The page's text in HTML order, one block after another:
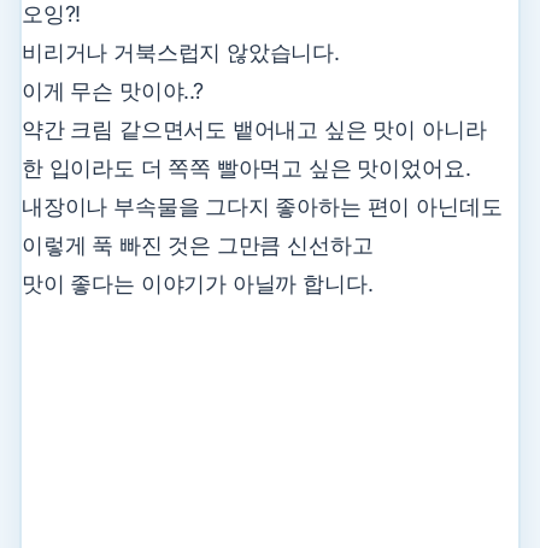
오잉?!
비리거나 거북스럽지 않았습니다.
이게 무슨 맛이야..?
약간 크림 같으면서도 뱉어내고 싶은 맛이 아니라
한 입이라도 더 쪽쪽 빨아먹고 싶은 맛이었어요.
내장이나 부속물을 그다지 좋아하는 편이 아닌데도
이렇게 푹 빠진 것은 그만큼 신선하고
맛이 좋다는 이야기가 아닐까 합니다.